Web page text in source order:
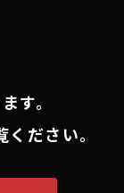
す。
ださい。